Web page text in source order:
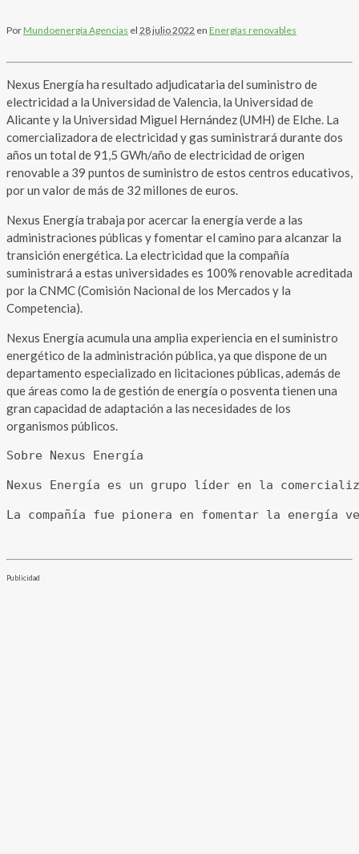
PorMundoenergía Agencias el 28 julio 2022 en Energías renovables
Nexus Energía ha resultado adjudicataria del suministro de
electricidad a la Universidad de Valencia, la Universidad de
Alicante y la Universidad Miguel Hernández (UMH) de Elche. La
comercializadora de electricidad y gas suministrará durante dos
años un total de 91,5 GWh/año de electricidad de origen
renovable a 39 puntos de suministro de estos centros educativos,
por un valor de más de 32 millones de euros.
Nexus Energía trabaja por acercar la energía verde a las
administraciones públicas y fomentar el camino para alcanzar la
transición energética. La electricidad que la compañía
suministrará a estas universidades es 100% renovable acreditada
por la CNMC (Comisión Nacional de los Mercados y la
Competencia).
Nexus Energía acumula una amplia experiencia en el suministro
energético de la administración pública, ya que dispone de un
departamento especializado en licitaciones públicas, además de
que áreas como la de gestión de energía o posventa tienen una
gran capacidad de adaptación a las necesidades de los
organismos públicos.
Sobre Nexus Energía
Nexus Energía es un grupo líder en la
La compañía fue pionera en fomentar la energía
Publicidad